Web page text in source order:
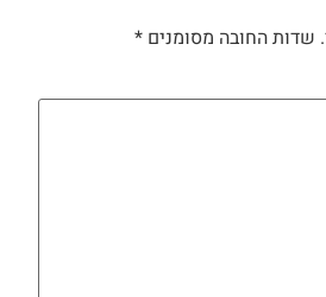
שדות החובה מסומנים *